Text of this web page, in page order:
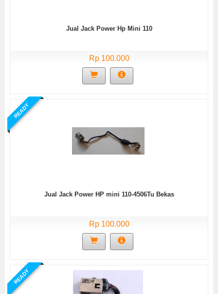
Jual Jack Power Hp Mini 110
Rp 100.000
READY
Jual Jack Power HP mini 110-4506Tu Bekas
Rp 100.000
READY